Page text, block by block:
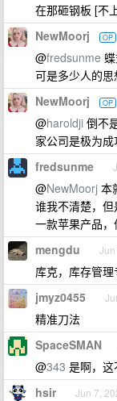
在那砸钢板 [不
NewMoorj OP
@fredsunme
可是多少人的
NewMoorj OP
@haroldji 倒不
家公司是极为
fredsunme
@NewMoorj 本
谁我不清楚，
一款苹果产品，
mengdu
库克，库存管
jmyz0455
精准刀法
SpaceSMAN
@343 是啊，
hsir Jun 7,